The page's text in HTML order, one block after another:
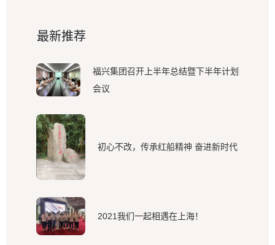
最新推荐
福兴集团召开上半年总结暨下半年计划
会议
初心不改，传承红船精神 奋进新时代
2021我们一起相遇在上海！